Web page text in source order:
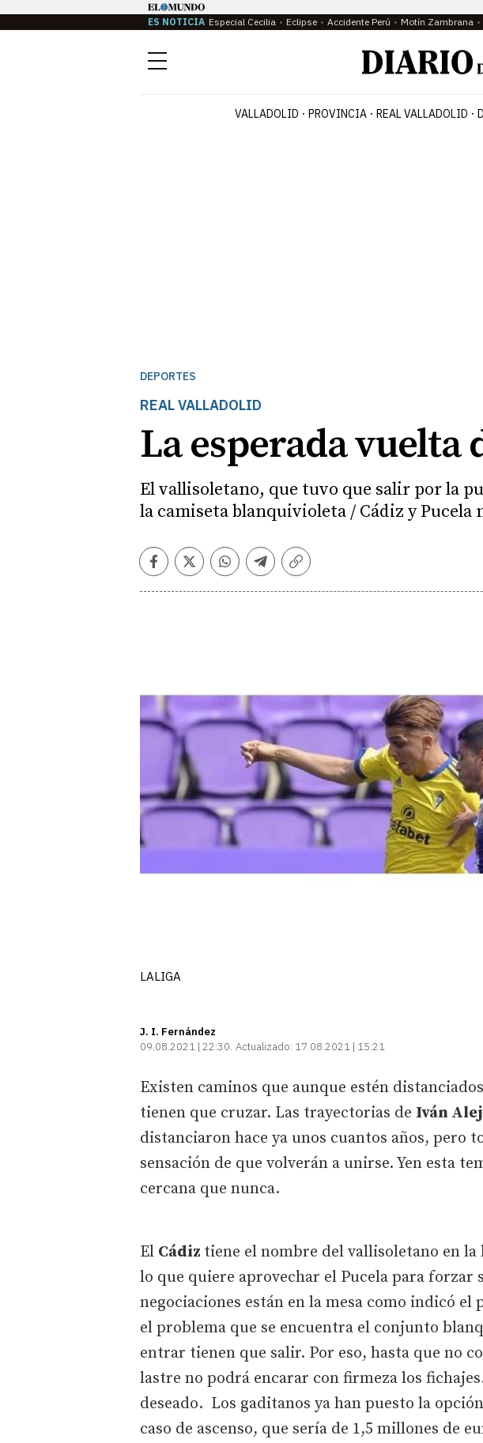
ES NOTICIA Especial Cecilia Eclipse Accidente Perú Motín Zambrana
Menú
VALLADOLID PROVINCIA REAL VALLADOLID
DEPORTES
REAL VALLADOLID
La esperada vuelta
El vallisoletano, que tuvo que salir por la
la camiseta blanquivioleta / Cádiz y Pucela
Facebook
TwitterWhatsapp
Telegram
Copiar
LALIGA
J. I. Fernández
09.08.2021 | 22:30 Actualizado: 17.08.2021 | 15:21
Existen caminos que aunque estén
tienen que cruzar. Las trayectorias de Iván
distanciaron hace ya unos cuantos años, pero
sensación de que volverán a unirse. Yen esta
cercana que nunca.
El Cádiz tiene el nombre del vallisoletano en la
lo que quiere aprovechar el Pucela para forzar
negociaciones están en la mesa como indicó el
el problema que se encuentra el conjunto
entrar tienen que salir. Por eso, hasta que no
lastre no podrá encarar con firmeza los
deseado. Los gaditanos ya han puesto la
caso de ascenso, que sería de 1,5 millones de